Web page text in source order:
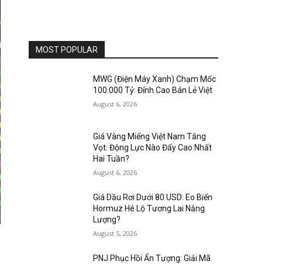
MOST POPULAR
MWG (Điện Máy Xanh) Chạm Mốc
100.000 Tỷ: Đỉnh Cao Bán Lẻ Việt
August 6, 2026
Giá Vàng Miếng Việt Nam Tăng
Vọt: Động Lực Nào Đẩy Cao Nhất
Hai Tuần?
August 6, 2026
Giá Dầu Rơi Dưới 80 USD: Eo Biển
Hormuz Hé Lộ Tương Lai Năng
Lượng?
August 5, 2026
PNJ Phục Hồi Ấn Tượng: Giải Mã